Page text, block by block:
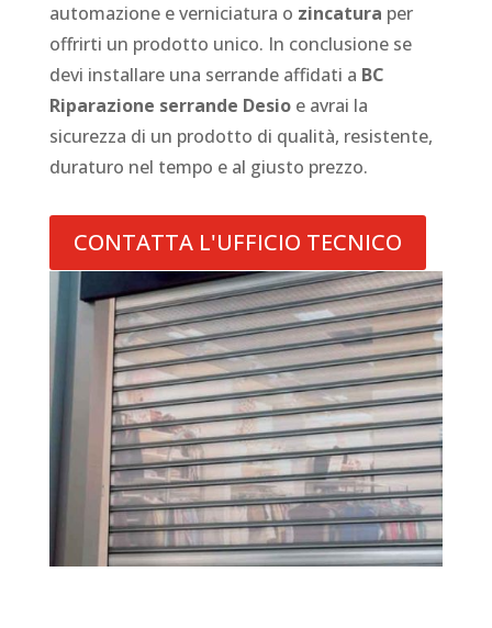
automazione e verniciatura o zincatura per
offrirti un prodotto unico. In conclusione se
devi installare una serrande affidati a BC
Riparazione serrande Desioe avrai la
sicurezza di un prodotto di qualità, resistente,
duraturo nel tempo e al giusto prezzo.
CONTATTA L'UFFICIO TECNICO